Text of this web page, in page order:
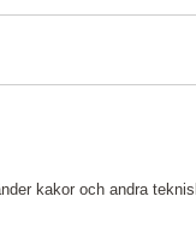
En
vilket
kakor och andra